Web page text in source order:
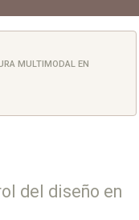
MULTIMODAL EN
del diseño en